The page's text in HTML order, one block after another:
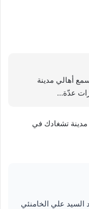
أهالي مدينة
عدّة…
تشغادك في
السيد علي الخامنئي